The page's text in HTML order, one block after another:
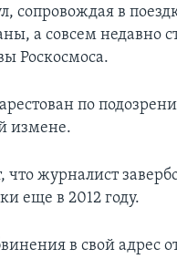
сопровождая в
а совсем недавно
Роскосмоса.
по
измене.
что журналист
еще в 2012 году.
в свой адрес